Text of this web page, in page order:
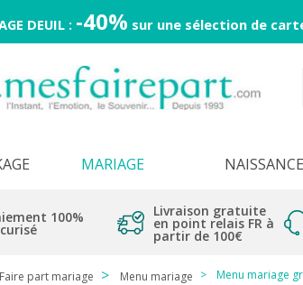
DEUIL : -40% sur une sélection de
MARIAGE NAISSANCE
100% Livraison gratuite
en point relais FR à
partir de 100€
Faire part mariage Menu mariage Menu mariage